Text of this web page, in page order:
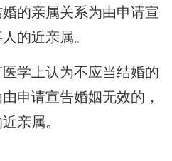
的亲属关系为由申请宣
的近亲属。
学上认为不应当结婚的
申请宣告婚姻无效的，
亲属。